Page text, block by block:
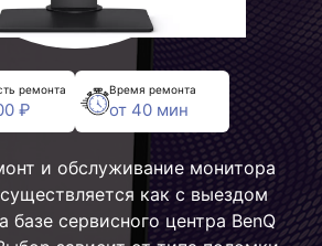
ремонта
₽
Время ремонта
от 40 мин
и обслуживание монитора
как с выездом
базе сервисного центра BenQ